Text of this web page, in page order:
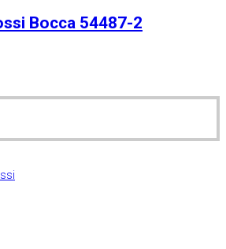
Bocca 54487-2